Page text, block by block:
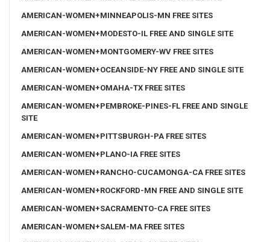
AMERICAN-WOMEN+MINNEAPOLIS-MN FREE SITES
AMERICAN-WOMEN+MODESTO-IL FREE AND SINGLE SITE
AMERICAN-WOMEN+MONTGOMERY-WV FREE SITES
AMERICAN-WOMEN+OCEANSIDE-NY FREE AND SINGLE SITE
AMERICAN-WOMEN+OMAHA-TX FREE SITES
AMERICAN-WOMEN+PEMBROKE-PINES-FL FREE AND SINGLE
SITE
AMERICAN-WOMEN+PITTSBURGH-PA FREE SITES
AMERICAN-WOMEN+PLANO-IA FREE SITES
AMERICAN-WOMEN+RANCHO-CUCAMONGA-CA FREE SITES
AMERICAN-WOMEN+ROCKFORD-MN FREE AND SINGLE SITE
AMERICAN-WOMEN+SACRAMENTO-CA FREE SITES
AMERICAN-WOMEN+SALEM-MA FREE SITES